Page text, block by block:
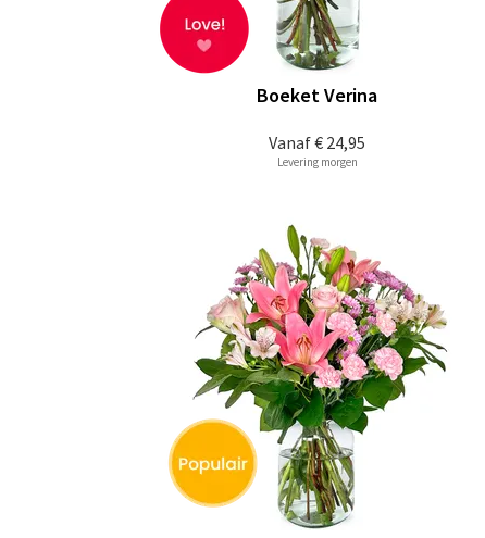
Vanaf€ 24,95
Boeket Verina
Levering morgen